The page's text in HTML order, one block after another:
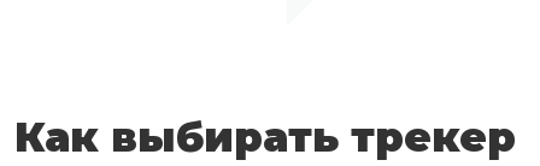
Как выбирать трекер